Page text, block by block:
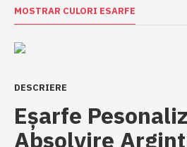
MOSTRAR CULORI ESARFE
DESCRIERE
Eșarfe
Absolvire